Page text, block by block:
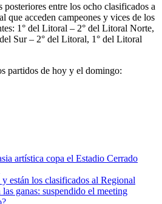
posteriores entre los ocho clasificados a
que acceden campeones y vices de los
1° del Litoral – 2° del Litoral Norte,
Sur – 2° del Litoral, 1° del Litoral
partidos de hoy y el domingo:
artística copa el Estadio Cerrado
están los clasificados al Regional
ganas: suspendido el meeting